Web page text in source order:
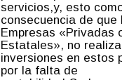
servicios,y, esto
consecuencia de que
Empresas «Privadas
Estatales», no
inversiones en estos
por la falta de